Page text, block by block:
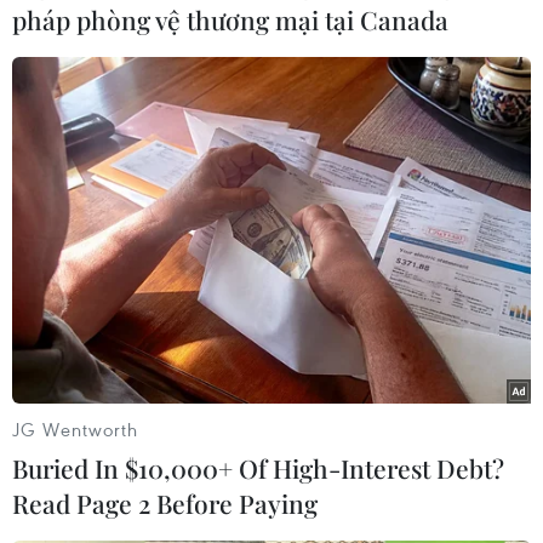
Văn Hưng (Vietnam+)
pháp phòng vệ thương mại tại Canada
JG Wentworth
Buried In $10,000+ Of High-Interest Debt?
Read Page 2 Before Paying